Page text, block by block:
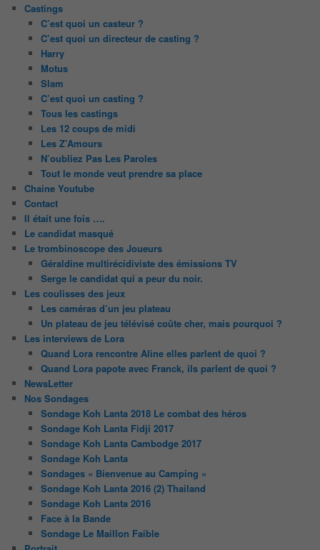
Castings
C’est quoi un casteur ?
C’est quoi un directeur de casting ?
Harry
Motus
Slam
C’est quoi un casting ?
Tous les castings
Les 12 coups de midi
Les Z’Amours
N’oubliez Pas Les Paroles
Tout le monde veut prendre sa place
Chaine Youtube
Contact
Il était une fois ….
Le candidat masqué
Le trombinoscope des Joueurs
Géraldine multirécidiviste des émissions TV
Serge le candidat qui a peur du noir.
Les coulisses des jeux
Les caméras d’un jeu plateau
Un plateau de jeu télévisé coûte cher, mais pourquoi ?
Les interviews de Lora
Quand Lora rencontre Aline elles parlent de quoi ?
Quand Lora papote avec Franck, ils parlent de quoi ?
NewsLetter
Nos Sondages
Sondage Koh Lanta 2018 Le combat des héros
Sondage Koh Lanta Fidji 2017
Sondage Koh Lanta Cambodge 2017
Sondage Koh Lanta
Sondages « Bienvenue au Camping »
Sondage Koh Lanta 2016 (2) Thailand
Sondage Koh Lanta 2016
Face à la Bande
Sondage Le Maillon Faible